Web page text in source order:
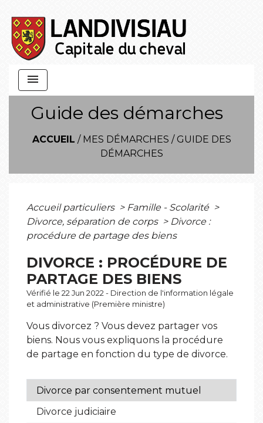
menu
Guide des démarches
ACCUEIL / MES DÉMARCHES / GUIDE DES
DÉMARCHES
Accueil particuliers > Famille - Scolarité >
Divorce, séparation de corps > Divorce :
procédure de partage des biens
DIVORCE : PROCÉDURE DE
PARTAGE DES BIENS
Vérifié le 22 Jun 2022 - Direction de l'information légale
et administrative (Première ministre)
Vous divorcez ? Vous devez partager vos
biens. Nous vous expliquons la procédure
de partage en fonction du type de divorce.
Divorce par consentement mutuel
Divorce judiciaire